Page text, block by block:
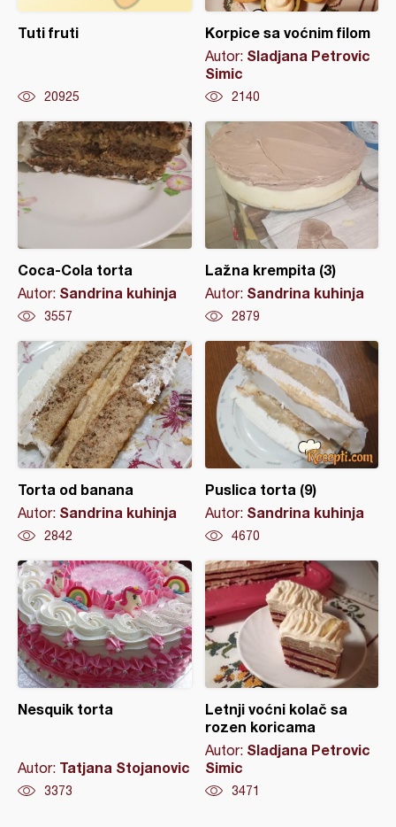
Tuti fruti
20925
Korpice sa voćnim filom
Autor: Sladjana Petrovic
Simic
2140
Coca-Cola torta
Autor: Sandrina kuhinja
3557
Lažna krempita (3)
Autor: Sandrina kuhinja
2879
Torta od banana
Autor: Sandrina kuhinja
2842
Puslica torta (9)
Autor: Sandrina kuhinja
4670
Nesquik torta
Autor: Tatjana Stojanovic
3373
Letnji voćni kolač sa
rozen koricama
Autor: Sladjana Petrovic
Simic
3471